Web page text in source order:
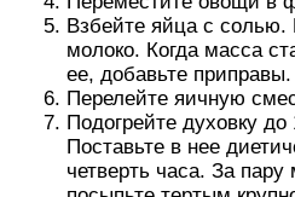
Взбейте яйца с солью.
молоко. Когда масса
ее, добавьте приправы.
Перелейте яичную
Подогрейте духовку до
Поставьте в нее
четверть часа. За